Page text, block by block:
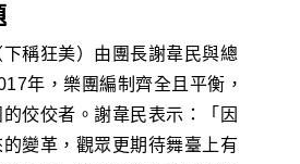
稱狂美）由團長謝韋民與總
年，樂團編制齊全且平衡，
佼佼者。謝韋民表示：「因
變革，觀眾更期待舞臺上有